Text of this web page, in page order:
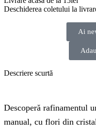
Deschiderea coletului la
Ai
Descriere scurtă
Descoperă rafinamentul
manual, cu flori din